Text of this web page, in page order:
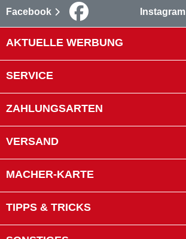
Facebook Instagram
AKTUELLE WERBUNG
SERVICE
ZAHLUNGSARTEN
VERSAND
MACHER-KARTE
TIPPS & TRICKS